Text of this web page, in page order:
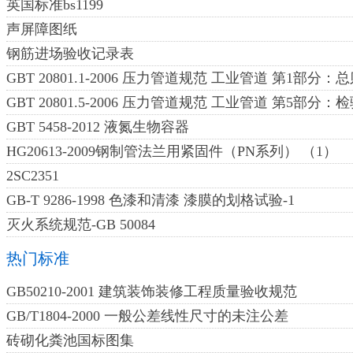
英国标准bs1199
声屏障图纸
钢筋进场验收记录表
GBT 20801.1-2006 压力管道规范 工业管道 第1部分：总
GBT 20801.5-2006 压力管道规范 工业管道 第5部分：
GBT 5458-2012 液氮生物容器
HG20613-2009钢制管法兰用紧固件（PN系列） （1）
2SC2351
GB-T 9286-1998 色漆和清漆 漆膜的划格试验-1
灭火系统规范-GB 50084
热门标准
GB50210-2001 建筑装饰装修工程质量验收规范
GB/T1804-2000 一般公差线性尺寸的未注公差
砖砌化粪池国标图集